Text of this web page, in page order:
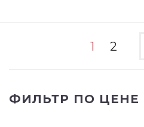
1 2
ФИЛЬТР ПО ЦЕНЕ